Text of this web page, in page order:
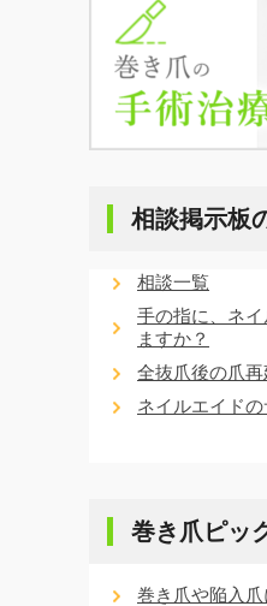
相談掲示板
相談一覧
手の指に、ネ
ますか？
全抜爪後の爪
ネイルエイド
巻き爪ピッ
巻き爪や陥入